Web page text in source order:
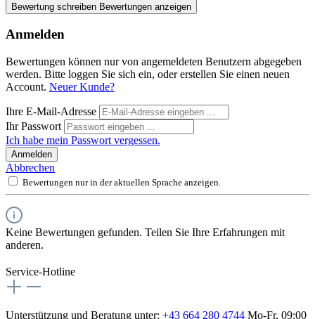
Bewertung schreiben Bewertungen anzeigen
Anmelden
Bewertungen können nur von angemeldeten Benutzern abgegeben
werden. Bitte loggen Sie sich ein, oder erstellen Sie einen neuen
Account. Neuer Kunde?
Ihre E-Mail-Adresse
Ihr Passwort
Ich habe mein Passwort vergessen.
Anmelden
Abbrechen
Bewertungen nur in der aktuellen Sprache anzeigen.
Keine Bewertungen gefunden. Teilen Sie Ihre Erfahrungen mit
anderen.
Service-Hotline
Unterstützung und Beratung unter: +43 664 280 4744 Mo-Fr, 09:00